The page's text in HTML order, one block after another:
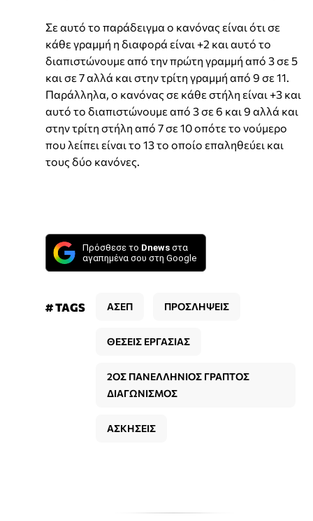
Σε αυτό το παράδειγμα ο κανόνας είναι ότι σε
κάθε γραμμή η διαφορά είναι +2 και αυτό το
διαπιστώνουμε από την πρώτη γραμμή από 3 σε 5
και σε 7 αλλά και στην τρίτη γραμμή από 9 σε 11.
Παράλληλα, ο κανόνας σε κάθε στήλη είναι +3 και
αυτό το διαπιστώνουμε από 3 σε 6 και 9 αλλά και
στην τρίτη στήλη από 7 σε 10 οπότε το νούμερο
που λείπει είναι το 13 το οποίο επαληθεύει και
τους δύο κανόνες.
Πρόσθεσε το Dnews στα
αγαπημένα σου στη Google
# TAGS ΑΣΕΠ ΠΡΟΣΛΗΨΕΙΣ
ΘΕΣΕΙΣ ΕΡΓΑΣΙΑΣ
2ΟΣ ΠΑΝΕΛΛΗΝΙΟΣ ΓΡΑΠΤΟΣ
ΔΙΑΓΩΝΙΣΜΟΣ
ΑΣΚΗΣΕΙΣ